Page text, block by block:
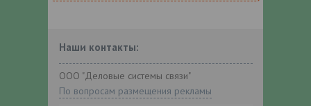
Наши контакты:
ООО "Деловые системы связи"
По вопросам размещения рекламы